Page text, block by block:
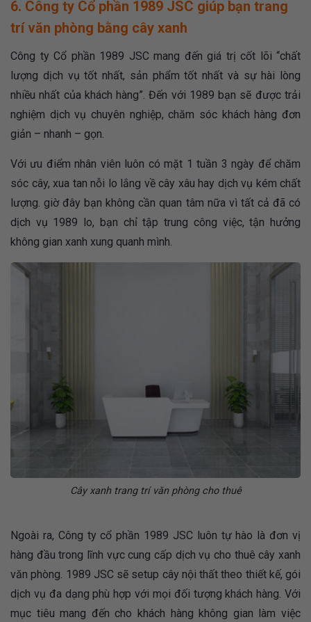
6. Công ty Cổ phần 1989 JSC giúp bạn trang
trí văn phòng bằng cây xanh
Công ty Cổ phần 1989 JSC mang đến giá trị cốt lõi “chất
lượng dịch vụ tốt nhất, sản phẩm tốt nhất và sự hài lòng
nhiều nhất của khách hàng”. Đến với 1989 bạn sẽ được trải
nghiệm dịch vụ chuyên nghiệp, chăm sóc khách hàng đơn
giản – nhanh – gọn.
Với ưu điểm nhân viên luôn có mặt 1 tuần 3 ngày để chăm
sóc cây, xua tan nỗi lo lắng về cây xâu hay dịch vụ kém chất
lượng. giờ đây bạn không cần quan tâm nữa vì tất cả đã có
dịch vụ 1989 lo, bạn chỉ tập trung công việc, tận hưởng
không gian xanh xung quanh mình.
Cây xanh trang trí văn phòng cho thuê
Ngoài ra, Công ty cổ phần 1989 JSC luôn tự hào là đơn vị
hàng đầu trong lĩnh vực cung cấp dịch vụ cho thuê cây xanh
văn phòng. 1989 JSC sẽ setup cây nội thất theo thiết kế, gói
dịch vụ đa dạng phù hợp với mọi đối tượng khách hàng. Với
mục tiêu mang đến cho khách hàng không gian làm việc